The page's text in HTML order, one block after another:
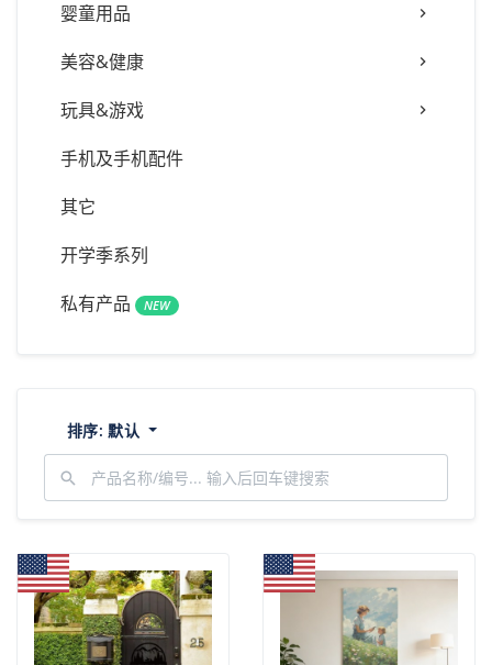
婴童用品
美容&健康
玩具&游戏
手机及手机配件
其它
开学季系列
私有产品
NEW
排序:默认